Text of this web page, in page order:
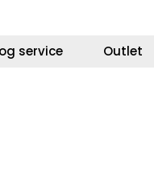
Kundeservice
service Outlet